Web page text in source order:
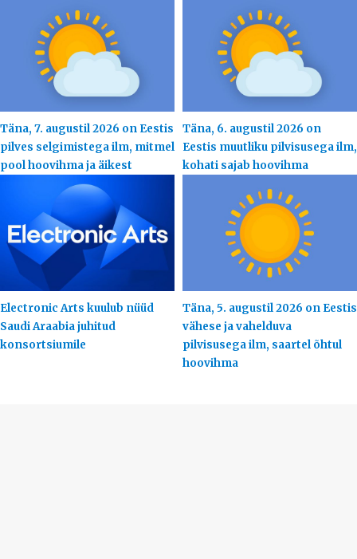
Täna, 7. augustil 2026 on Eestis
pilves selgimistega ilm, mitmel
pool hoovihma ja äikest
Täna, 6. augustil 2026 on
Eestis muutliku pilvisusega ilm,
kohati sajab hoovihma
Electronic Arts kuulub nüüd
Saudi Araabia juhitud
konsortsiumile
Täna, 5. augustil 2026 on Eestis
vähese ja vahelduva
pilvisusega ilm, saartel õhtul
hoovihma